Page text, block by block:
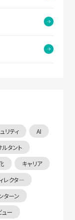
リティ
AI
ルタント
キャリア
レクタ―
ターン
ュー